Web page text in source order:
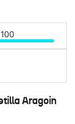
Aragoin